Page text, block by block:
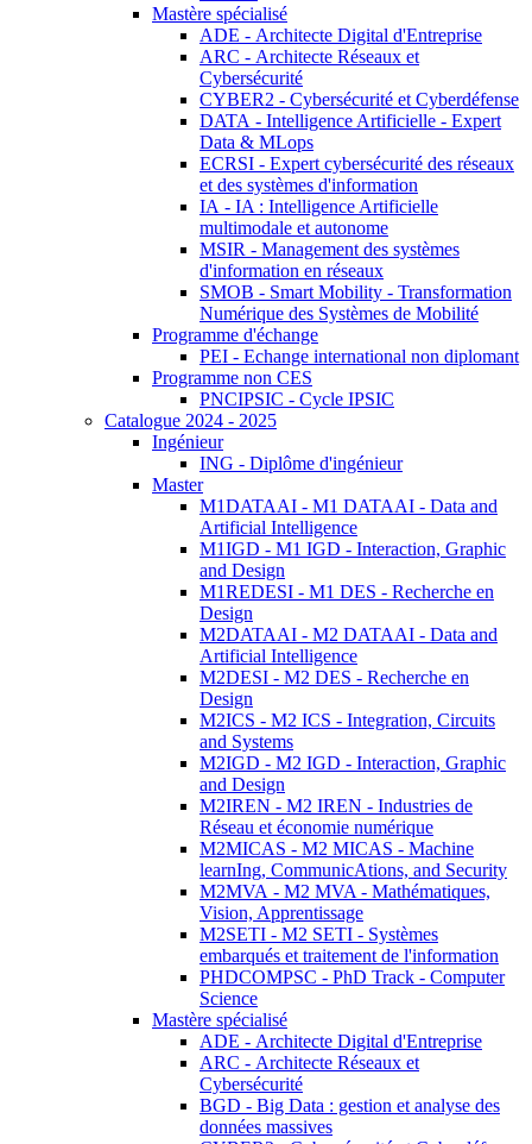
Mastère spécialisé
ADE - Architecte Digital d'Entreprise
ARC - Architecte Réseaux et
Cybersécurité
CYBER2 - Cybersécurité et Cyberdéfense
DATA - Intelligence Artificielle - Expert
Data & MLops
ECRSI - Expert cybersécurité des réseaux
et des systèmes d'information
IA - IA : Intelligence Artificielle
multimodale et autonome
MSIR - Management des systèmes
d'information en réseaux
SMOB - Smart Mobility - Transformation
Numérique des Systèmes de Mobilité
Programme d'échange
PEI - Echange international non diplomant
Programme non CES
PNCIPSIC - Cycle IPSIC
Catalogue 2024 - 2025
Ingénieur
ING - Diplôme d'ingénieur
Master
M1DATAAI - M1 DATAAI - Data and
Artificial Intelligence
M1IGD - M1 IGD - Interaction, Graphic
and Design
M1REDESI - M1 DES - Recherche en
Design
M2DATAAI - M2 DATAAI - Data and
Artificial Intelligence
M2DESI - M2 DES - Recherche en
Design
M2ICS - M2 ICS - Integration, Circuits
and Systems
M2IGD - M2 IGD - Interaction, Graphic
and Design
M2IREN - M2 IREN - Industries de
Réseau et économie numérique
M2MICAS - M2 MICAS - Machine
learnIng, CommunicAtions, and Security
M2MVA - M2 MVA - Mathématiques,
Vision, Apprentissage
M2SETI - M2 SETI - Systèmes
embarqués et traitement de l'information
PHDCOMPSC - PhD Track - Computer
Science
Mastère spécialisé
ADE - Architecte Digital d'Entreprise
ARC - Architecte Réseaux et
Cybersécurité
BGD - Big Data : gestion et analyse des
données massives